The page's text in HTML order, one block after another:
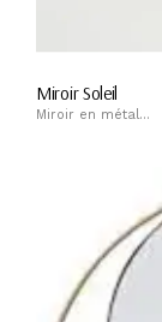
Miroir Soleil
Miroir en métal...